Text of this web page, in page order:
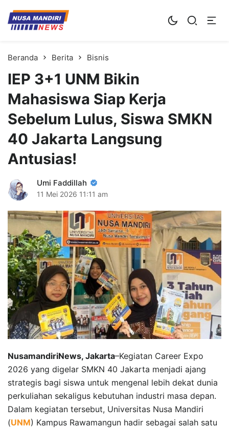
Kampus Digital Bisnis
Universitas Nusa Mandiri
Beranda Berita Bisnis
IEP 3+1 UNM Bikin
Mahasiswa Siap Kerja
Sebelum Lulus, Siswa SMKN
40 Jakarta Langsung
Antusias!
Umi Faddillah
11 Mei 2026 11:11 am
NusamandiriNews, Jakarta–Kegiatan Career Expo
2026 yang digelar SMKN 40 Jakarta menjadi ajang
strategis bagi siswa untuk mengenal lebih dekat dunia
perkuliahan sekaligus kebutuhan industri masa depan.
Dalam kegiatan tersebut, Universitas Nusa Mandiri
(UNM) Kampus Rawamangun hadir sebagai salah satu